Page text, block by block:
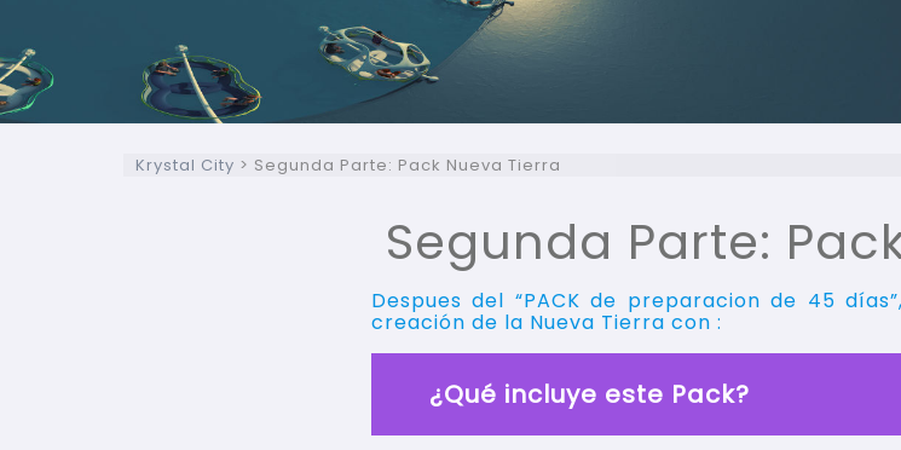
Krystal City > Segunda Parte: Pack Nueva Tierra
Segunda Parte:
Despues del “PACK de preparacion de 45
creación de la Nueva Tierra con :
¿Qué incluye este Pack?